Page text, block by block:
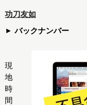
功刀友如
バックナンバー
現
地
時
間